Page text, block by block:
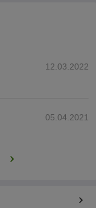
12.03.2022
05.04.2021